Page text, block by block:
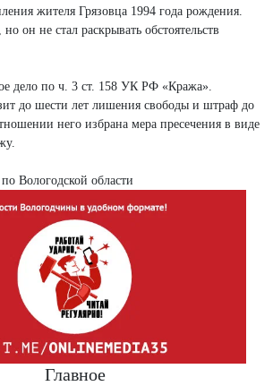
жителя Грязовца 1994 года рождения.
он не стал раскрывать обстоятельств
дело по ч. 3 ст. 158 УК РФ «Кража».
до шести лет лишения свободы и штраф до
него избрана мера пресечения в виде
Вологодской области
Главное